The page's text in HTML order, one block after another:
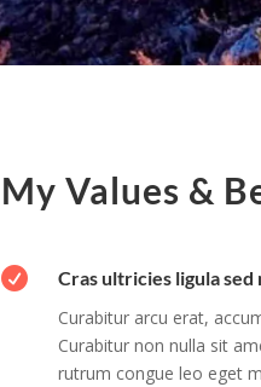
My Values &

Cras ultricies ligula sed
Curabitur arcu erat,
Curabitur non nulla sit
rutrum congue leo eget